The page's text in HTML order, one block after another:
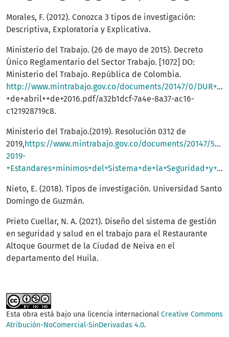
Morales, F. (2012). Conozca 3 tipos de investigación:
Descriptiva, Exploratoria y Explicativa.
Ministerio del Trabajo. (26 de mayo de 2015). Decreto
Único Reglamentario del Sector Trabajo. [1072] DO:
Ministerio del Trabajo. República de Colombia.
http://www.mintrabajo.gov.co/documents/20147/0/DUR+Sector+Trabajo+Actualizado+a+15
+de+abril++de+2016.pdf/a32b1dcf-7a4e-8a37-ac16-
c121928719c8.
Ministerio del Trabajo.(2019). Resolución 0312 de
2019, https://www.mintrabajo.gov.co/documents/20147/
2019-
+Estandares+minimos+del+Sistema+de+la+Seguridad+y+Salud.pdf
Nieto, E. (2018). Tipos de investigación. Universidad Santo
Domingo de Guzmán.
Prieto Cuellar, N. A. (2021). Diseño del sistema de gestión
en seguridad y salud en el trabajo para el Restaurante
Altoque Gourmet de la Ciudad de Neiva en el
departamento del Huila.
Esta obra está bajo una licencia internacional Creative Commons
Atribución-NoComercial-SinDerivadas 4.0.